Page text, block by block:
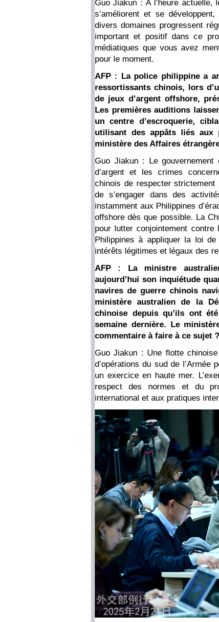
Guo Jiakun : À l’heure actuelle,
s’améliorent et se
divers domaines progressent
important et positif dans ce
médiatiques que vous avez
pour le moment.
AFP : La police philippine a
ressortissants chinois, lors
de jeux d’argent offshore,
Les premières auditions
un centre d’escroquerie,
utilisant des appâts liés aux
ministère des Affaires
Guo Jiakun : Le
d’argent et les crimes
chinois de respecter
de s’engager dans des
instamment aux Philippines
offshore dès que possible. La
pour lutter conjointement
Philippines à appliquer la loi
intérêts légitimes et légaux des
AFP : La ministre
aujourd’hui son inquiétude
navires de guerre chinois
ministère australien de la
chinoise depuis qu’ils ont
semaine dernière. Le
commentaire à faire à ce sujet ?
Guo Jiakun : Une flotte
d’opérations du sud de l’Armée
un exercice en haute mer.
respect des normes et du
international et aux pratiques